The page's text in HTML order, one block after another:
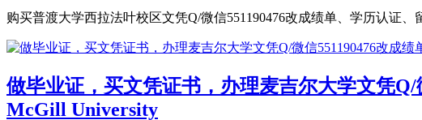
购买普渡大学西拉法叶校区文凭Q/微信551190476改成绩单、学历认证、
做毕业证，买文凭证书，办理麦吉尔大学文凭
McGill University